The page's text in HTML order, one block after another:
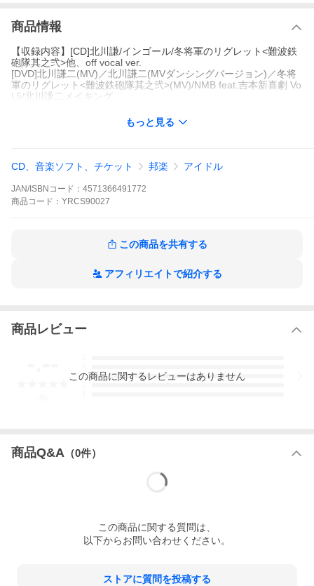
商品情報
【収録内容】[CD]北川謙/インゴール/冬将軍のリグレット<難波鉄
砲隊其之弐>他、off vocal ver.
[DVD]北川謙二(MV)／北川謙二(MVダンシングバージョン)／冬将
軍のリグレット<難波鉄砲隊其之弐>(MV)/NMB feat.吉本新喜劇 Vo
l.5/北川謙二メイキング
もっと見る
CD、音楽ソフト、チケット 邦楽 アイドル
JAN/ISBNコード： 4571366491772
商品 コード： YRCS90027
この商品を共有する
アフィリエイトで紹介する
商品レビュー
3
この商品に関するレビューはありません
商品Q&A （0件）
この商品に関する質問は、
以下からお問い合わせください。
ストアに質問を投稿する